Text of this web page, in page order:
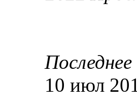
10 июл